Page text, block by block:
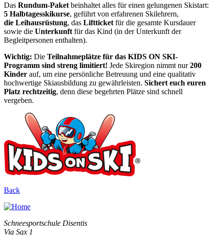
Das Rundum-Paket beinhaltet alles für einen gelungenen Skistart:
5 Halbtagesskikurse, geführt von erfahrenen Skilehrern,
die Leihausrüstung, das Liftticket für die gesamte Kursdauer
sowie die Unterkunft für das Kind (in der Unterkunft der
Begleitpersonen enthalten).
Wichtig: Die Teilnahmeplätze für das KIDS ON SKI-
Programm sind streng limitiert! Jede Skiregion nimmt nur200
Kinder auf, um eine persönliche Betreuung und eine qualitativ
hochwertige Skiausbildung zu gewährleisten. Sichert euch euren
Platz rechtzeitig, denn diese begehrten Plätze sind schnell
vergeben.
Back
Schneesportschule Disentis
Via Sax 1